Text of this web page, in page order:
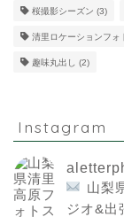
桜撮影シーズン (3)
清里ロケーションフォ
趣味丸出し (2)
Instagram
山梨
ジオ&出